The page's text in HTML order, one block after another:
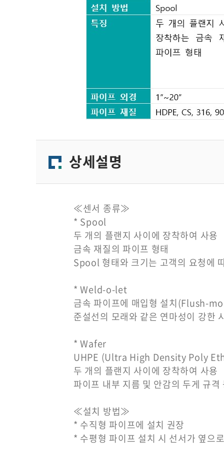
상세설명
≪센서 종류≫
* Spool
두 개의 플랜지 사이에 장착하여 사용
금속 재질의 파이프 형태
Spool 형태와 크기는 고객의 요청에
* Weld-o-let
금속 파이프에 매입형 설치(Flush-
준설선의 모래와 같은 연마성이 강한
* Wafer
UHPE (Ultra High Density Poly
두 개의 플랜지 사이에 장착하여 사용
파이프 내부 지름 및 안감의 두게 규
≪설치 방법≫
* 수직형 파이프에 설치 권장
* 수평형 파이프 설치 시 선서가 옆으